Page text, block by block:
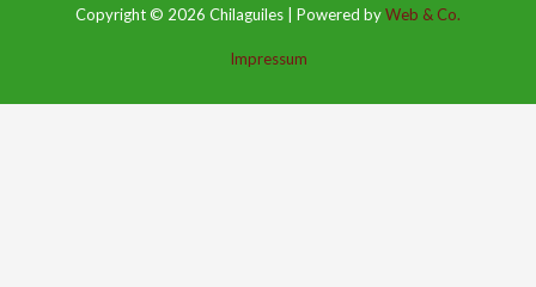
Copyright © 2026 Chilaguiles Powered byWeb & Co.
Impressum